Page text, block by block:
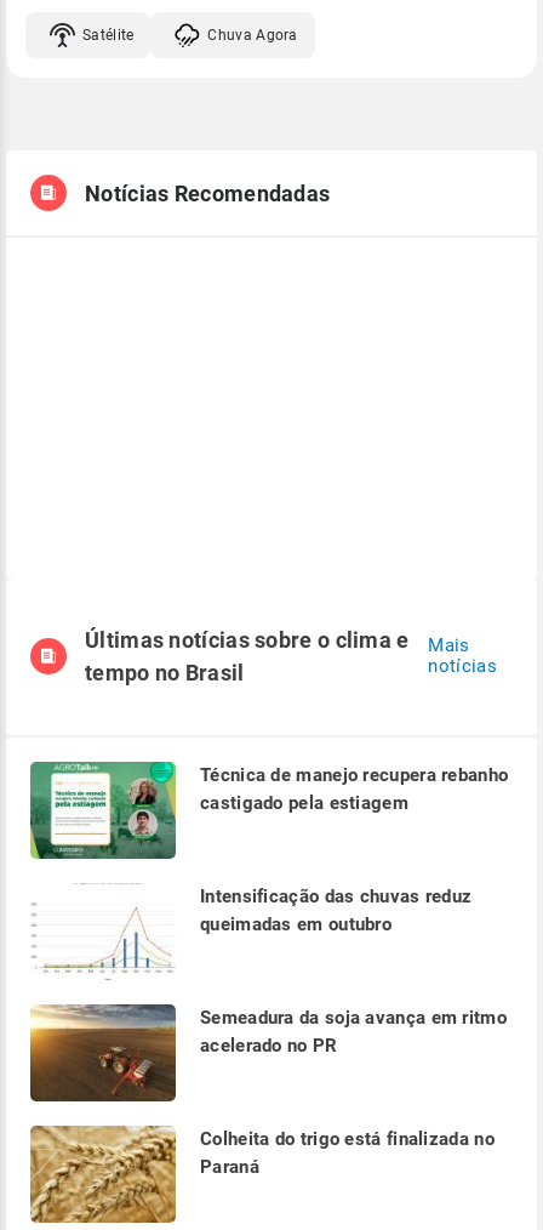
Satélite Chuva Agora
Notícias Recomendadas
Últimas notícias sobre o clima e
tempo no Brasil
Mais
notícias
Técnica de manejo recupera rebanho
castigado pela estiagem
Intensificação das chuvas reduz
queimadas em outubro
Semeadura da soja avança em ritmo
acelerado no PR
Colheita do trigo está finalizada no
Paraná